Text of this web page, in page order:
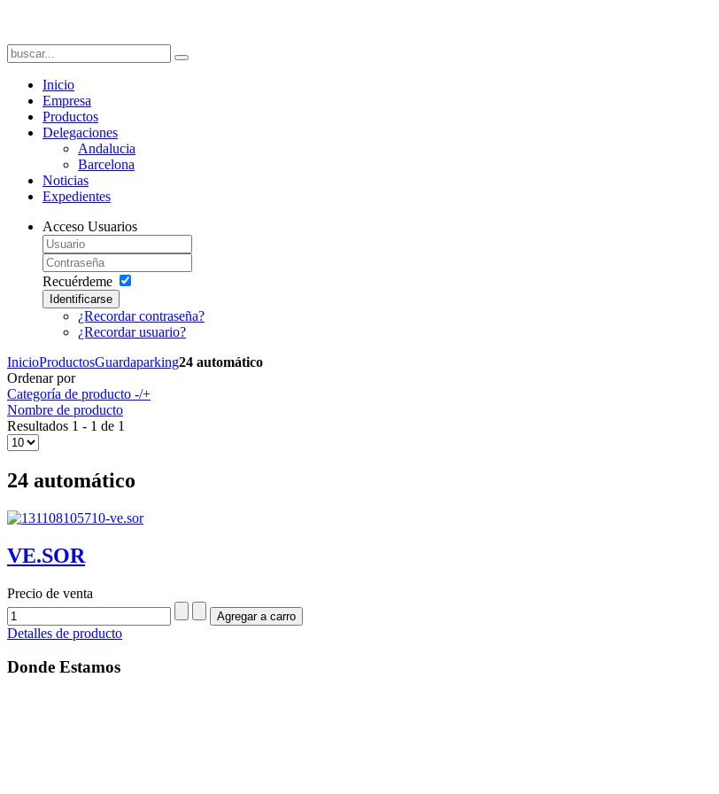
Inicio
Empresa
Productos
Delegaciones
Andalucia
Barcelona
Noticias
Expedientes
Acceso Usuarios
Recuérdeme
Identificarse
¿Recordar contraseña?
¿Recordar usuario?
InicioProductosGuardaparking24 automático
Ordenar por
Categoría de producto -/+
Nombre de producto
Resultados 1 - 1 de 1
24 automático
VE.SOR
Precio de venta
Detalles de producto
Donde Estamos